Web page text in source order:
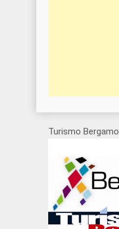
Turismo Bergamo